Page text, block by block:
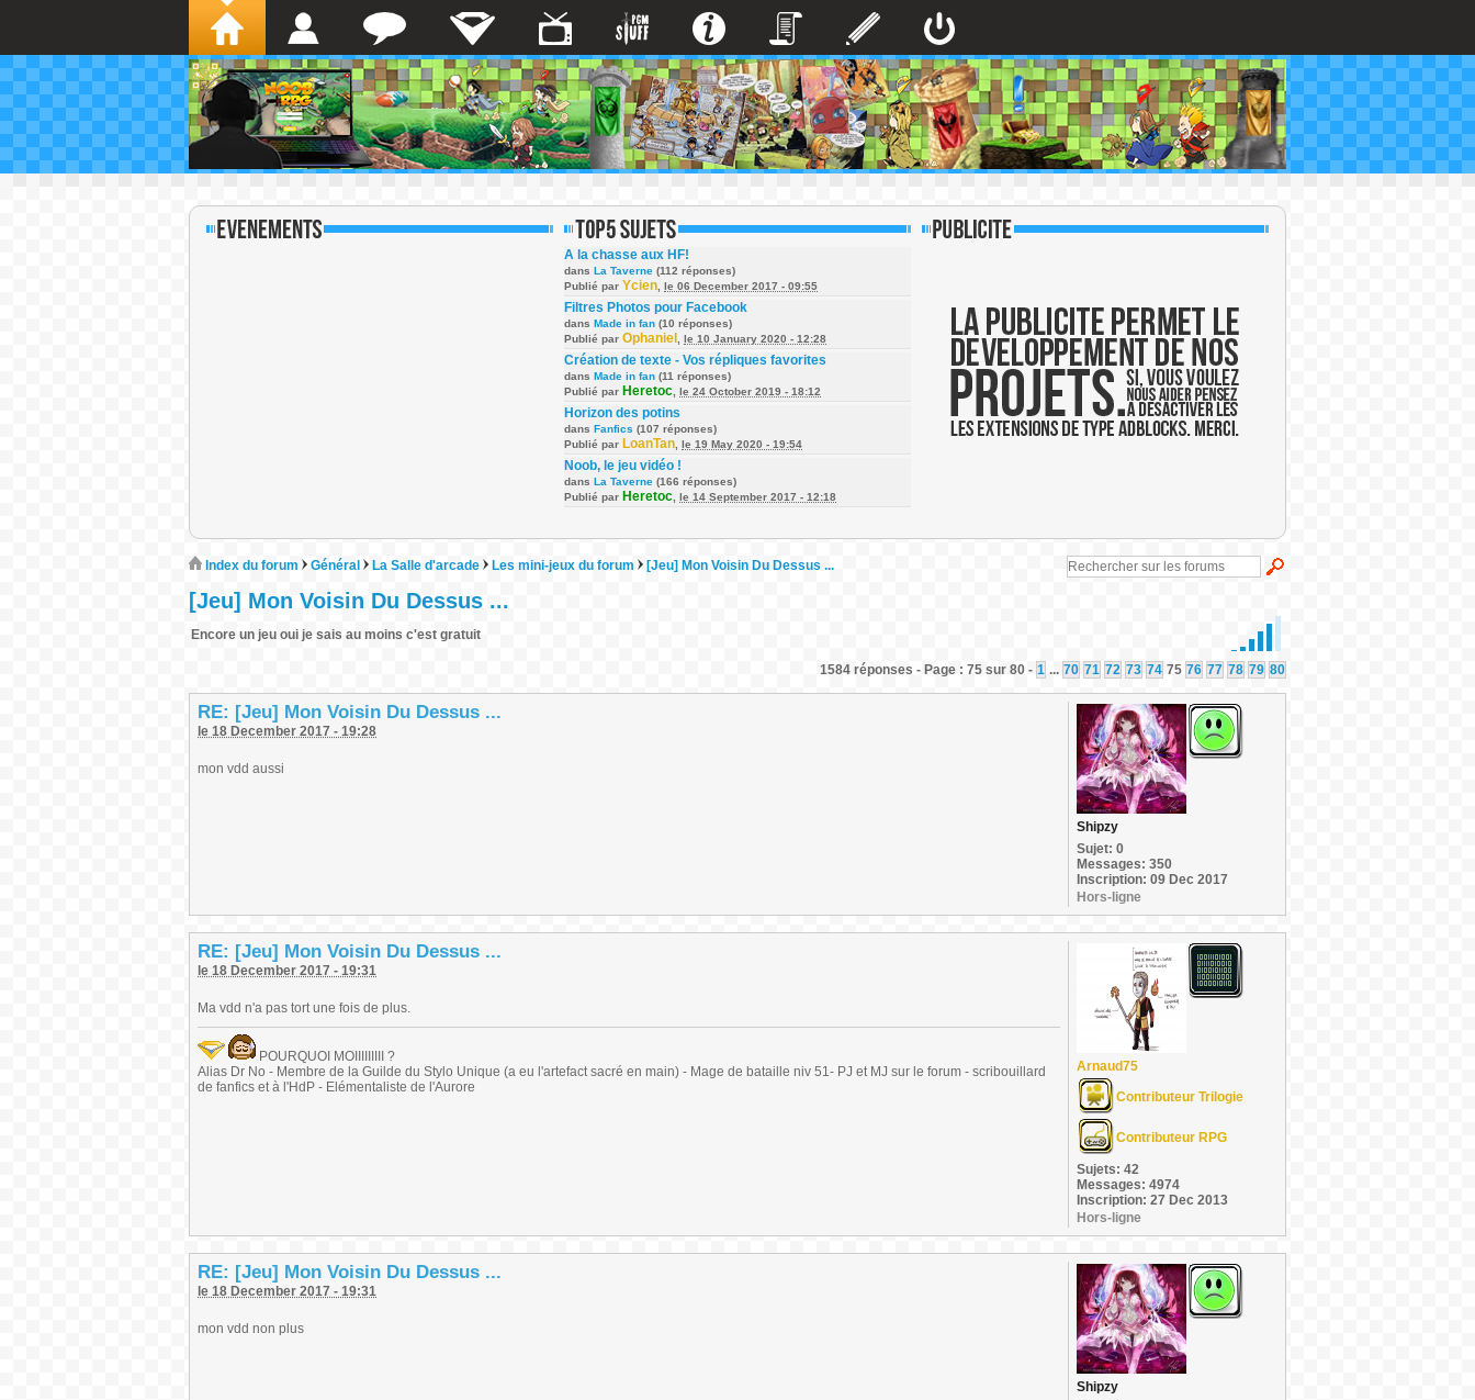
A la chasse aux HF!
dans La Taverne (112 réponses)
Publié par Ycien le 06 December 2017 - 09:55
Filtres Photos pour Facebook
dans Made in fan (10 réponses)
Publié par Ophaniel le 10 January 2020 - 12:28
Création de texte - Vos répliques favorites
dans Made in fan (11 réponses)
Publié par Heretoc le 24 October 2019 - 18:12
Horizon des potins
dans Fanfics (107 réponses)
Publié par LoanTan le 19 May 2020 - 19:54
Noob, le jeu vidéo !
dans La Taverne (166 réponses)
Publié par Heretoc le 14 September 2017 - 12:18
Index du forum Général La Salle d'arcade Les mini-jeux du forum [Jeu] Mon Voisin Du Dessus ...
[Jeu] Mon Voisin Du Dessus ...
Encore un jeu oui je sais au moins c'est gratuit
1584 réponses - Page : 75 sur 80 - 1 ... 70 71 72 73 74 75 76 77 78 79 80
RE: [Jeu] Mon Voisin Du Dessus ...
le 18 December 2017 - 19:28
mon vdd aussi
Shipzy
Sujet: 0
Messages: 350
Inscription: 09 Dec 2017
Hors-ligne
RE: [Jeu] Mon Voisin Du Dessus ...
le 18 December 2017 - 19:31
Ma vdd n'a pas tort une fois de plus.
POURQUOI MOIIIIIIIII ?
Alias Dr No - Membre de la Guilde du Stylo Unique (a eu l'artefact sacré en main) - Mage de bataille niv 51- PJ et MJ sur le forum - scribouillard
de fanfics et à l'HdP - Elémentaliste de l'Aurore
Arnaud75
Contributeur Trilogie
Contributeur RPG
Sujets: 42
Messages: 4974
Inscription: 27 Dec 2013
Hors-ligne
RE: [Jeu] Mon Voisin Du Dessus ...
le 18 December 2017 - 19:31
mon vdd non plus
Shipzy